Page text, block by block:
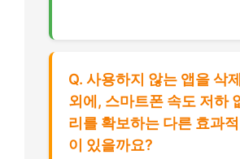
Q. 사용하지 않는 앱을 삭
외에, 스마트폰 속도 저하
리를 확보하는 다른 효과
이 있을까요?